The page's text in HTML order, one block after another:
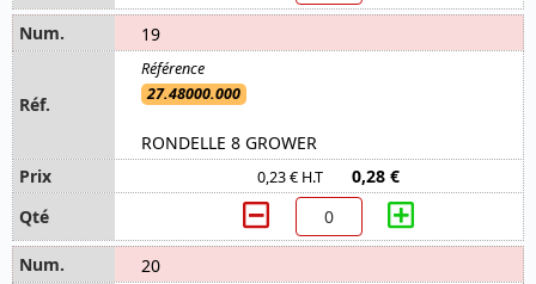
19
27.48000.000
RONDELLE 8 GROWER
0,23 € H.T 0,28 €
20